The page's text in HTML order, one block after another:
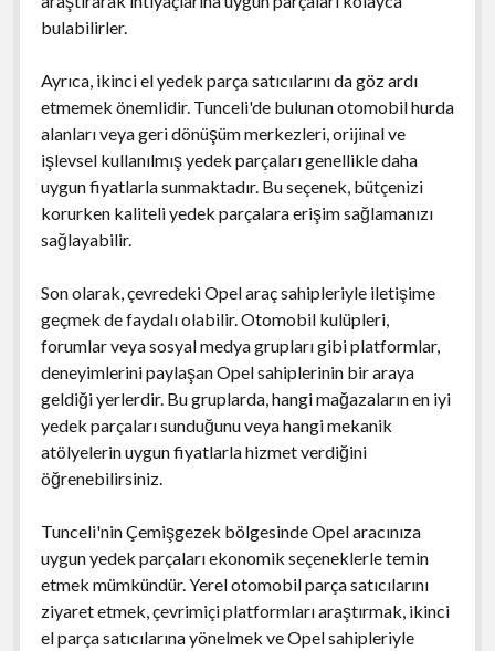
bulabilirler.
Ayrıca, ikinci el yedek parça satıcılarını da göz ardı
etmemek önemlidir. Tunceli'de bulunan otomobil hurda
alanları veya geri dönüşüm merkezleri, orijinal ve
işlevsel kullanılmış yedek parçaları genellikle daha
uygun fiyatlarla sunmaktadır. Bu seçenek, bütçenizi
korurken kaliteli yedek parçalara erişim sağlamanızı
sağlayabilir.
Son olarak, çevredeki Opel araç sahipleriyle iletişime
geçmek de faydalı olabilir. Otomobil kulüpleri,
forumlar veya sosyal medya grupları gibi platformlar,
deneyimlerini paylaşan Opel sahiplerinin bir araya
geldiği yerlerdir. Bu gruplarda, hangi mağazaların en iyi
yedek parçaları sunduğunu veya hangi mekanik
atölyelerin uygun fiyatlarla hizmet verdiğini
öğrenebilirsiniz.
Tunceli'nin Çemişgezek bölgesinde Opel aracınıza
uygun yedek parçaları ekonomik seçeneklerle temin
etmek mümkündür. Yerel otomobil parça satıcılarını
ziyaret etmek, çevrimiçi platformları araştırmak, ikinci
el parça satıcılarına yönelmek ve Opel sahipleriyle